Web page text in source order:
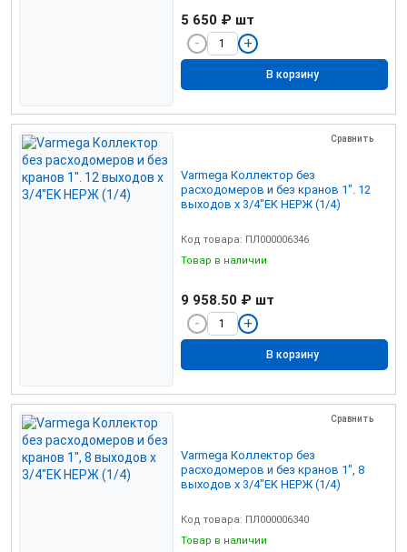
5 650 ₽ шт
В корзину
Сравнить
Varmega Коллектор без
расходомеров и без кранов 1". 12
выходов x 3/4"EK НЕРЖ (1/4)
Код товара: ПЛ000006346
Товар в наличии
9 958.50 ₽ шт
В корзину
Сравнить
Varmega Коллектор без
расходомеров и без кранов 1", 8
выходов x 3/4"EK НЕРЖ (1/4)
Код товара: ПЛ000006340
Товар в наличии